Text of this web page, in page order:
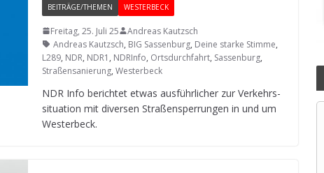
BEITRÄGE/THEMEN WESTERBECK
Freitag, 25. Juli 25
Andreas Kautzsch
Andreas Kautzsch, BIG Sassenburg, Deine starke Stimme,
L289, NDR, NDR1 , NDRInfo, Ortsdurchfahrt, Sassenburg,
Straßensanierung, Westerbeck
NDR Info berich­tet etwas aus­führ­li­cher zur Ver­kehrs­
si­tua­tion mit diver­sen Stra­ßen­sper­run­gen in und um
Westerbeck.